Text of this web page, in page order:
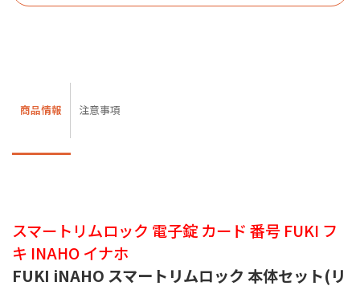
商品情報 注意事項
スマートリムロック 電子錠 カード 番号 FUKI フ
キ INAHO イナホ
FUKI iNAHO スマートリムロック 本体セット(リ